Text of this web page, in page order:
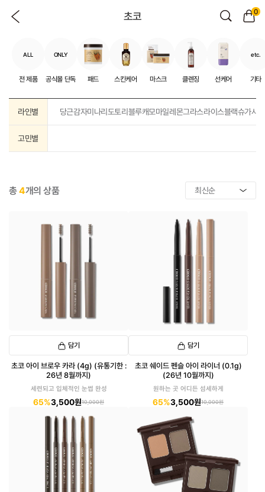
초코 0
ALL
전 제품
ONLY
공식몰 단독 패드 스킨케어 마스크 클렌징 선케어
etc.
기타
라인별 당근감자미나리도토리블루캐모마일레몬그라스라이스블랙슈가샤
고민별
총4개의 상품
담기
초코 아이 브로우 카라 (4g) (유통기한 :
26년 8월까지)
세련되고 입체적인 눈썹 완성
65%3,500원10,000원
담기
초코 쉐이드 펜슬 아이 라이너 (0.1g)
(26년 10월까지)
원하는 곳 어디든 섬세하게
65%3,500원10,000원